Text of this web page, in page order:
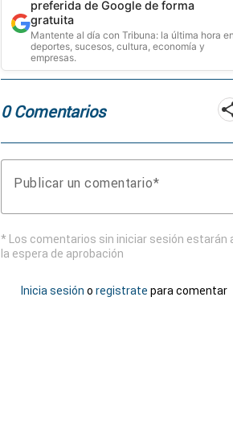
preferida de Google de forma
gratuita
Mantente al día con Tribuna: la última hora en
deportes, sucesos, cultura, economía y
empresas.
0 Comentarios
Publicar un comentario
* Los comentarios sin iniciar sesión estarán
la espera de aprobación
Inicia sesión o registrate para comentar